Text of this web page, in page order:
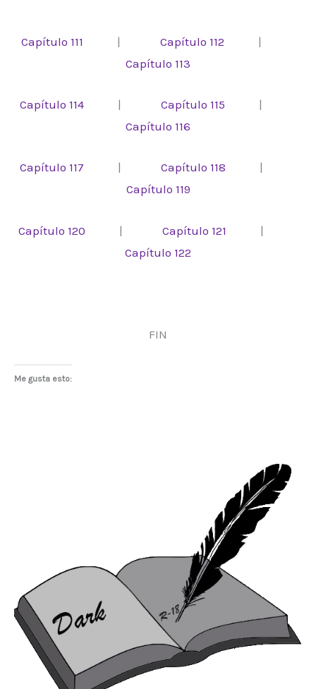
Capítulo 111 | Capítulo 112 |
Capítulo 113
Capítulo 114 | Capítulo 115 |
Capítulo 116
Capítulo 117 | Capítulo 118 |
Capítulo 119
Capítulo 120 | Capítulo 121 |
Capítulo 122
FIN
Me gusta esto: